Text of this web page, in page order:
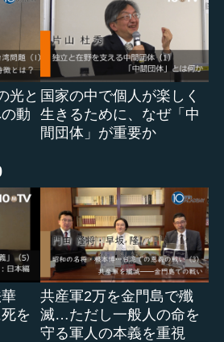
われるように、専制を防ぐための
ら、正統性は代表にあるという、
つが「法の支配」という要素で
に「法の支配」の問題をお話しし
うのは、英語で言うと“Ｒｕｌｅ
しば間違えられるのは“Ｒｕｌｅ
が、本当は “Ｒｕｌｅ ｏｆ Ｌａ
ｆ”というのが、なかなか英語では
学者なども、いろいろ論争があり
ンカーンの演説です。“ｇｏｖｅｒ
ｅ ｐｅｏｐｌｅ，ｂｙ ｔｈ
ｒ ｔｈｅ ｐｅｏｐｌｅ”と言い
とか「人民によって」という部分
光と
動
国家の中で個人が楽しく
生きるために、なぜ「中
間団体」が重要か
を
共産軍2万を金門島で殲
滅…ただし一般人の命を
守る軍人の本義を重視